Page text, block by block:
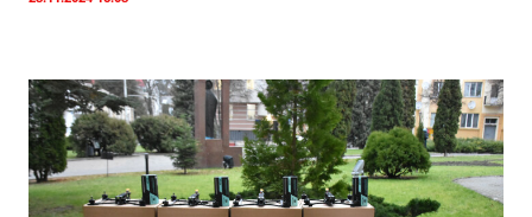
Бюджет
Публічна інформація